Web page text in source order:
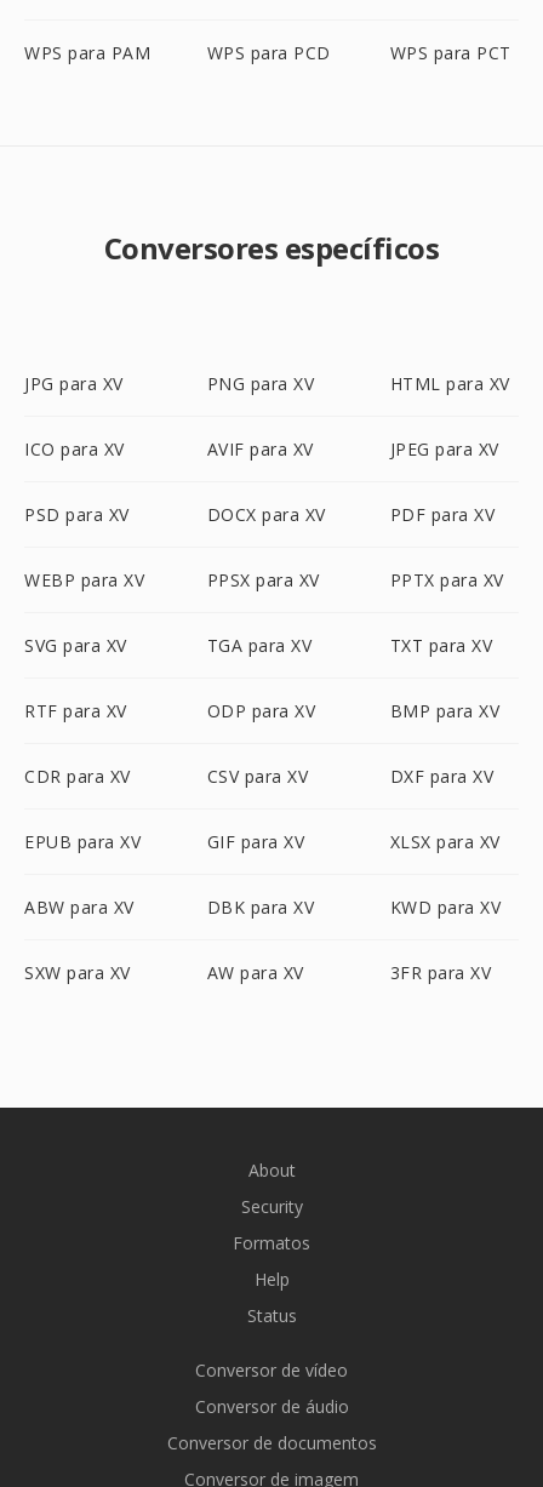
WPS para PAM WPS para PCD WPS para PCT
Conversores específicos
JPG para XV PNG para XV HTML para XV
ICO para XV AVIF para XV JPEG para XV
PSD para XV DOCX para XV PDF para XV
WEBP para XV PPSX para XV PPTX para XV
SVG para XV TGA para XV TXT para XV
RTF para XV ODP para XV BMP para XV
CDR para XV CSV para XV DXF para XV
EPUB para XV GIF para XV XLSX para XV
ABW para XV DBK para XV KWD para XV
SXW para XV AW para XV 3FR para XV
About
Security
Formatos
Help
Status
Conversor de vídeo
Conversor de áudio
Conversor de documentos
Conversor de imagem